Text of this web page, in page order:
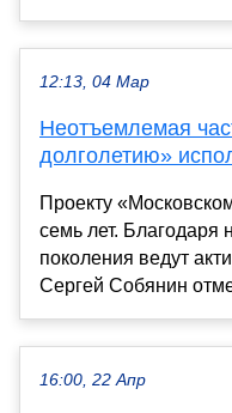
12:13, 04 Мар
Неотъемлемая
долголетию»
Проекту
семь лет. Благодаря
поколения ведут
Сергей Собянин
16:00, 22 Апр